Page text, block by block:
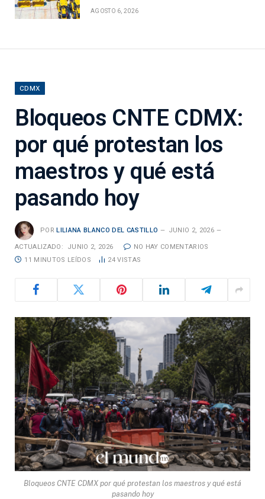
AGOSTO 6, 2026
CDMX
Bloqueos CNTE CDMX:
por qué protestan los
maestros y qué está
pasando hoy
POR LILIANA BLANCO DEL CASTILLO JUNIO 2, 2026
ACTUALIZADO: JUNIO 2, 2026
NO HAY COMENTARIOS
11 MINUTOS LEÍDOS
24VISTAS
Bloqueos CNTE CDMX por qué protestan los maestros y qué está
pasando hoy